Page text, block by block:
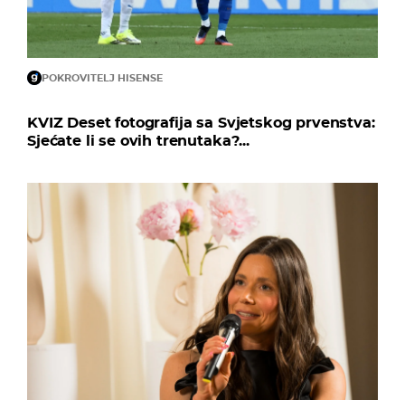
POKROVITELJ HISENSE
KVIZ Deset fotografija sa Svjetskog prvenstva:
Sjećate li se ovih trenutaka?...